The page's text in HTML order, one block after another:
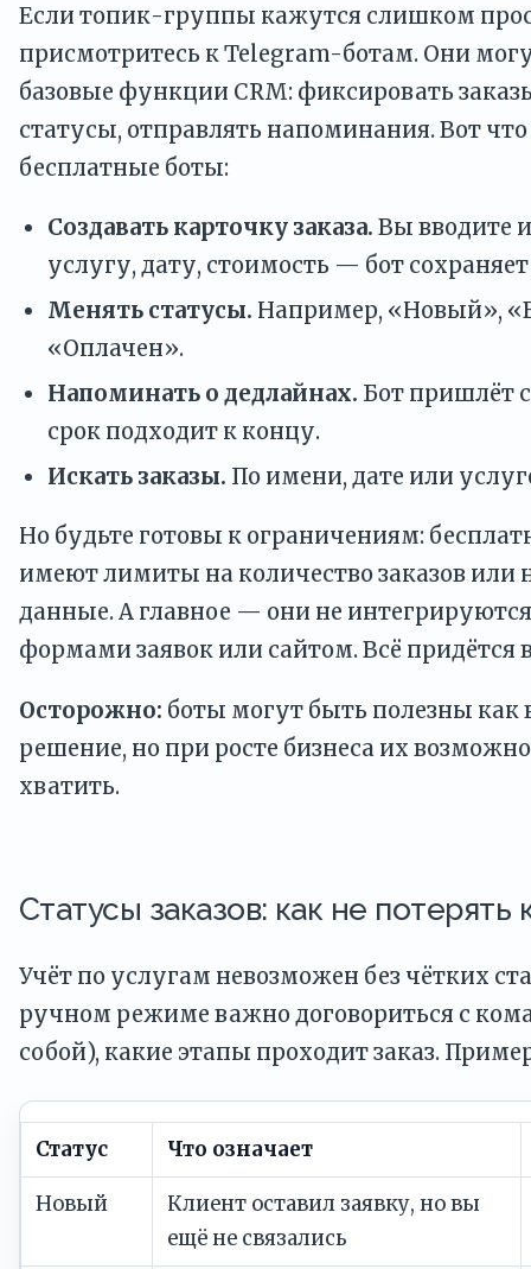
Если топик-группы кажутся слишком
присмотритесь к Telegram-ботам. Они
базовые функции CRM: фиксировать
статусы, отправлять напоминания. Вот
бесплатные боты:
Создавать карточку заказа. Вы вводите
услугу, дату, стоимость — бот сохраняет
Менять статусы. Например, «Новый»,
«Оплачен».
Напоминать о дедлайнах. Бот пришлёт
срок подходит к концу.
Искать заказы. По имени, дате или
Но будьте готовы к ограничениям:
имеют лимиты на количество заказов или
данные. А главное — они не
формами заявок или сайтом. Всё придётся
Осторожно: боты могут быть полезны как
решение, но при росте бизнеса их
хватить.
Статусы заказов: как не потерять
Учёт по услугам невозможен без чётких
ручном режиме важно договориться с
собой), какие этапы проходит заказ.
Статус Что означает
Новый
Клиент оставил заявку, но вы
ещё не связались